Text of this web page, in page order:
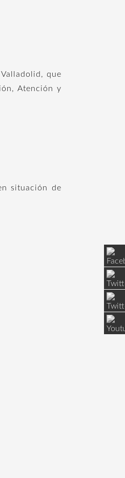
que
Atención y
situación de